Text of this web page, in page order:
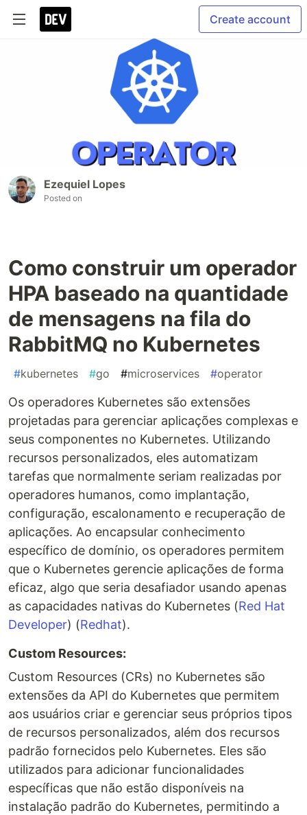
Create account
Ezequiel Lopes
Posted on
Como construir um operador
HPA baseado na quantidade
de mensagens na fila do
RabbitMQ no Kubernetes
#kubernetes #go #microservices #operator
Os operadores Kubernetes são extensões
projetadas para gerenciar aplicações complexas e
seus componentes no Kubernetes. Utilizando
recursos personalizados, eles automatizam
tarefas que normalmente seriam realizadas por
operadores humanos, como implantação,
configuração, escalonamento e recuperação de
aplicações. Ao encapsular conhecimento
específico de domínio, os operadores permitem
que o Kubernetes gerencie aplicações de forma
eficaz, algo que seria desafiador usando apenas
as capacidades nativas do Kubernetes​ (Red Hat
Developer)​​ (Redhat)​.
Custom Resources:
Custom Resources (CRs) no Kubernetes são
extensões da API do Kubernetes que permitem
aos usuários criar e gerenciar seus próprios tipos
de recursos personalizados, além dos recursos
padrão fornecidos pelo Kubernetes. Eles são
utilizados para adicionar funcionalidades
específicas que não estão disponíveis na
instalação padrão do Kubernetes, permitindo a